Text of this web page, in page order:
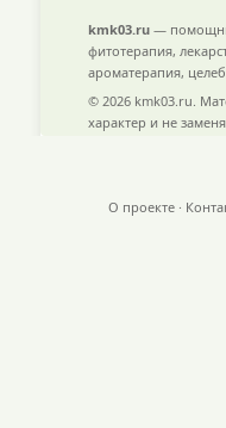
kmk03.ru —
фитотерапия,
ароматерапия,
© 2026 kmk03.ru.
характер и не
О проекте ·